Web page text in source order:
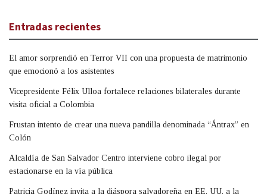
Entradas recientes
El amor sorprendió en Terror VII con una propuesta de matrimonio
que emocionó a los asistentes
Vicepresidente Félix Ulloa fortalece relaciones bilaterales durante
visita oficial a Colombia
Frustan intento de crear una nueva pandilla denominada “Ántrax” en
Colón
Alcaldía de San Salvador Centro interviene cobro ilegal por
estacionarse en la vía pública
Patricia Godínez invita a la diáspora salvadoreña en EE. UU. a la